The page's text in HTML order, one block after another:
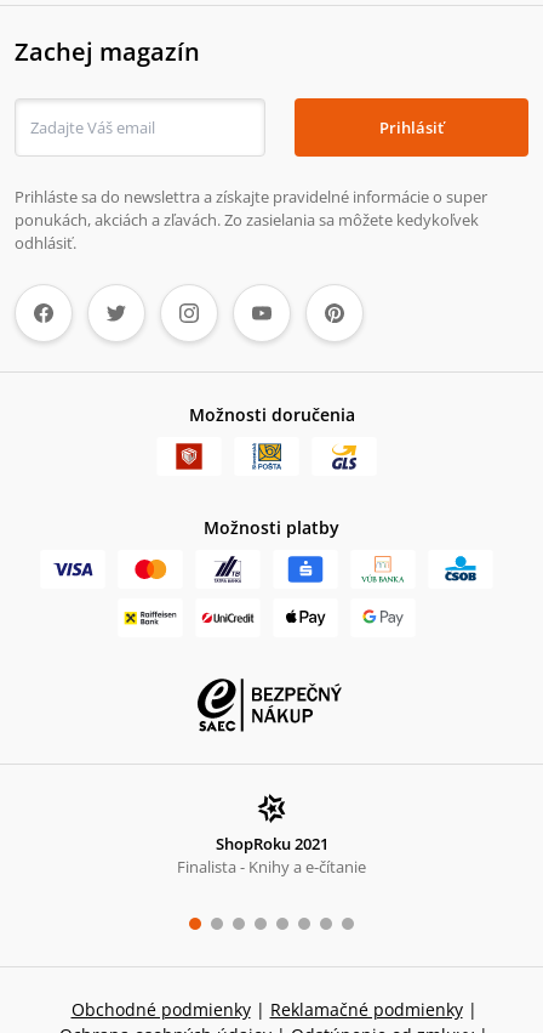
Zachej magazín
Prihlásiť
Prihláste sa do newslettra a získajte pravidelné informácie o super
ponukách, akciách a zľavách. Zo zasielania sa môžete kedykoľvek
odhlásiť.
Možnosti doručenia
Možnosti platby
ShopRoku 2021
Finalista - Knihy a e-čítanie
Obchodné podmienky | Reklamačné podmienky |